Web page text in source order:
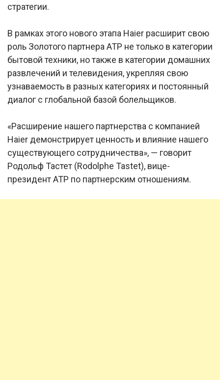
стратегии.
В рамках этого нового этапа Haier расширит свою
роль Золотого партнера ATP не только в категории
бытовой техники, но также в категории домашних
развлечений и телевидения, укрепляя свою
узнаваемость в разных категориях и постоянный
диалог с глобальной базой болельщиков.
«Расширение нашего партнерства с компанией
Haier демонстрирует ценность и влияние нашего
существующего сотрудничества», — говорит
Родольф Тастет (Rodolphe Tastet), вице-
президент ATP по партнерским отношениям.